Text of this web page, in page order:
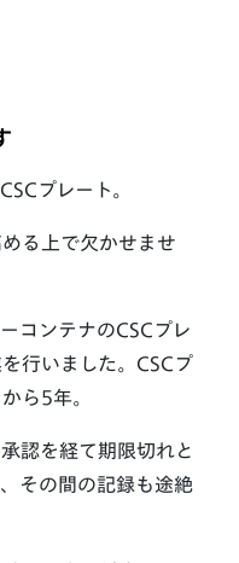
プレート。
る上で欠かせませ
コンテナのCSCプレ
行いました。CSCプ
ら5年。
認を経て期限切れと
その間の記録も途絶